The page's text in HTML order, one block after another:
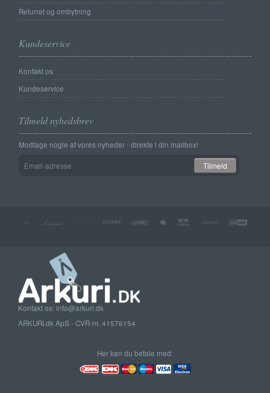
Returret og ombytning
Kundeservice
Kontakt os
Kundeservice
Tilmeld nyhedsbrev
Modtage nogle af vores nyheder - direkte i din mailbox!
adresse
Tilmeld
Kontakt os: info@arkuri.dk
ARKURI.dk ApS - CVR-nr. 41576154
Her kan du betale med: